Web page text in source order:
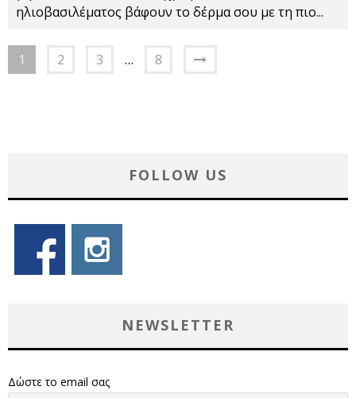
ηλιοβασιλέματος βάφουν το δέρμα σου με τη πιο...
1 2 3 … 8
FOLLOW US
NEWSLETTER
Δώστε το email σας